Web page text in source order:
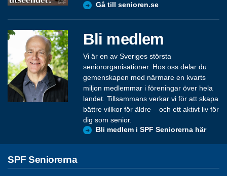
Gå till senioren.se
Bli medlem
Vi är en av Sveriges största
seniororganisationer. Hos oss delar du
gemenskapen med närmare en kvarts
miljon medlemmar i föreningar över hela
landet. Tillsammans verkar vi för att skapa
bättre villkor för äldre – och ett aktivt liv för
dig som senior.
Bli medlem i SPF Seniorerna här
SPF Seniorerna